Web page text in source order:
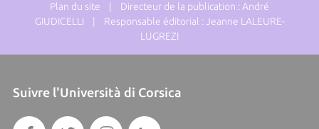
Plan du site | Directeur de la publication : André
GIUDICELLI | Responsable éditorial : Jeanne LALEURE-
LUGREZI
Suivre l'Università di Corsica